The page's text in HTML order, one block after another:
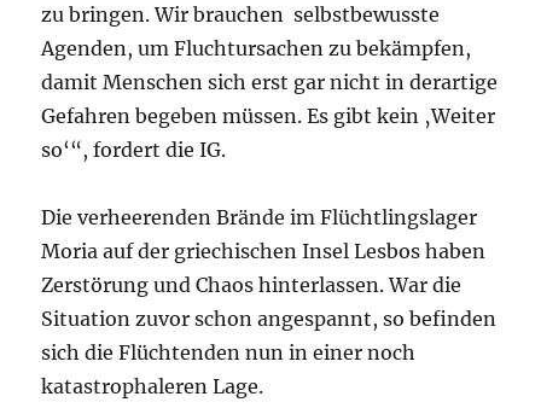
zu bringen. Wir brauchen selbstbewusste
Agenden, um Fluchtursachen zu bekämpfen,
damit Menschen sich erst gar nicht in derartige
Gefahren begeben müssen. Es gibt kein ‚Weiter
so‘“, fordert die IG.
Die verheerenden Brände im Flüchtlingslager
Moria auf der griechischen Insel Lesbos haben
Zerstörung und Chaos hinterlassen. War die
Situation zuvor schon angespannt, so befinden
sich die Flüchtenden nun in einer noch
katastrophaleren Lage.